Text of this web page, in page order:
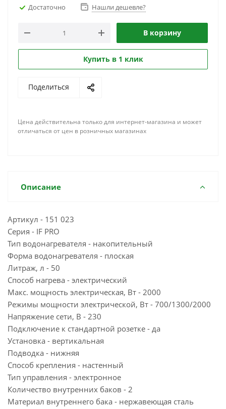
Достаточно Нашли дешевле?
В корзину
Купить в 1 клик
Поделиться
Цена действительна только для интернет-магазина и может
отличаться от цен в розничных магазинах
Описание
Артикул - 151 023
Серия - IF PRO
Тип водонагревателя - накопительный
Форма водонагревателя - плоская
Литраж, л - 50
Способ нагрева - электрический
Макс. мощность электрическая, Вт - 2000
Режимы мощности электрической, Вт - 700/1300/2000
Напряжение сети, В - 230
Подключение к стандартной розетке - да
Установка - вертикальная
Подводка - нижняя
Способ крепления - настенный
Тип управления - электронное
Количество внутренних баков - 2
Материал внутреннего бака - нержавеющая сталь